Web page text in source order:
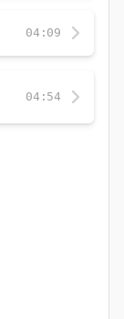
04:09
04:54